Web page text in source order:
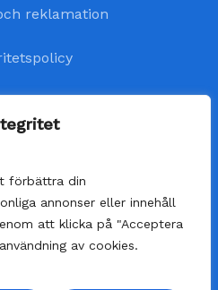
förbättra din
annonser eller innehåll
att klicka på "Acceptera
av cookies.
reklamation
alla helgfria vardagar.
så fort som möjligt,
48 timmar.